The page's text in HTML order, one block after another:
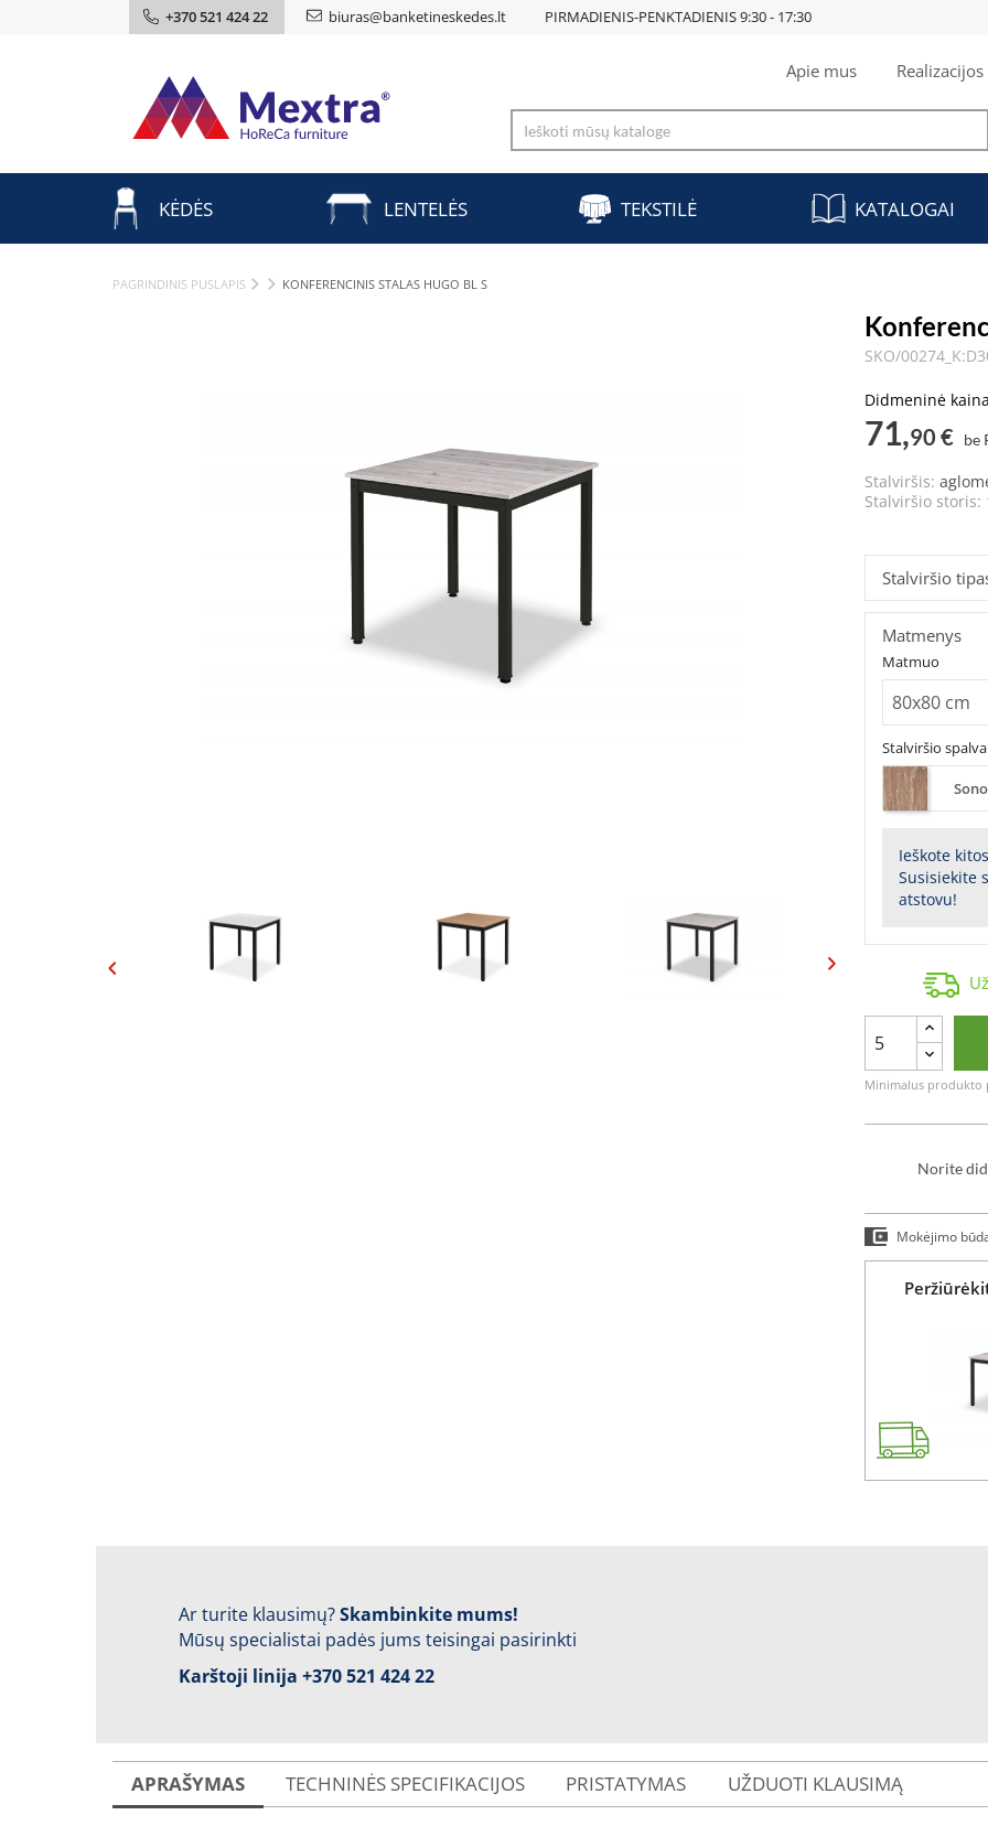
+370 521 424 22 biuras@banketineskedes.lt PIRMADIENIS-PENKTADIENIS 9:30 - 17:30
Apie mus Realizacijos
KĖDĖS LENTELĖS TEKSTILĖ KATALOGAI
PAGRINDINIS PUSLAPIS KONFERENCINIS STALAS HUGO BL S
SKO/
Didmeninė
71,90 € be
Stalviršis:
Stalviršio storis:
Stalviršio spalva
Ieškote
Susisiekite
atstovu!
Matmuo
Matmenys
Stalviršio
Minimalus produkto
Norite
Mokėjimo
Ar turite klausimų?Skambinkite mums!
Mūsų specialistai padės jums teisingai pasirinkti
Karštoji linija +370 521 424 22
APRAŠYMAS TECHNINĖS SPECIFIKACIJOS PRISTATYMAS UŽDUOTI KLAUSIMĄ